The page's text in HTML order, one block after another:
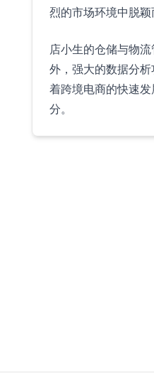
烈的市场环境中脱颖
店小生的仓储与物
外，强大的数据分
着跨境电商的快速
分。